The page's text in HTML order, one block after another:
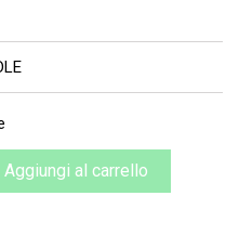
Aggiungi al carrello